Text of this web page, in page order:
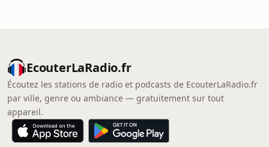
EcouterLaRadio.fr
Écoutez les stations de radio et podcasts de EcouterLaRadio.fr
par ville, genre ou ambiance — gratuitement sur tout
appareil.